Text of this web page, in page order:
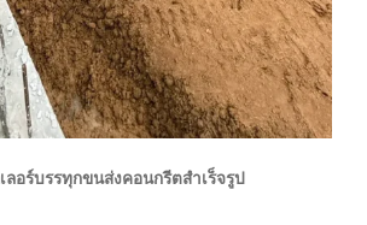
ลอร์บรรทุกขนส่งคอนกรีตสำเร็จรูป